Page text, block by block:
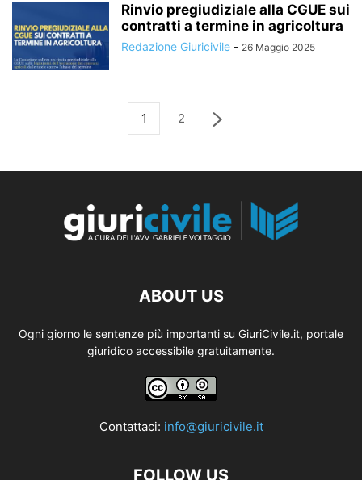
Rinvio pregiudiziale alla CGUE sui
contratti a termine in agricoltura
Redazione Giuricivile - 26 Maggio 2025
1 2
ABOUT US
Ogni giorno le sentenze più importanti su GiuriCivile.it, portale
giuridico accessibile gratuitamente.
Contattaci: info@giuricivile.it
FOLLOW US